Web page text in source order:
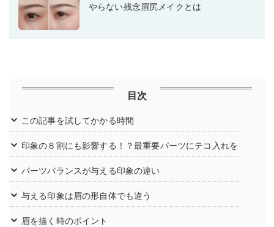
やらない残念眉尻メイクとは
目次
この記事を試してかかる時間
印象の８割にも影響する！？最重要パーツにテコ入れを
パーツバランスが与える印象の違い
与える印象は眉の形自体でも違う
眉を描く時のポイント